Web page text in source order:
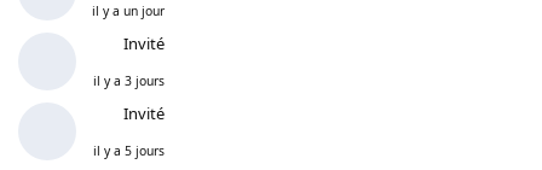
il y a un jour
Invité
il y a 3 jours
Invité
il y a 5 jours